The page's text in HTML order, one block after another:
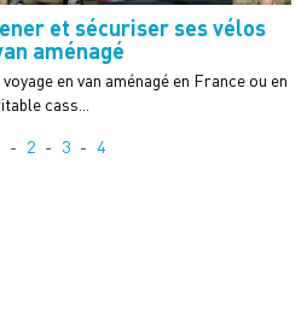
et sécuriser ses vélos
aménagé
en van aménagé en France ou en
cass...
2 3 4